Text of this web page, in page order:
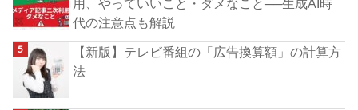
用、やっていいこと・ダメなこと──生成AI時
代の注意点も解説
【新版】テレビ番組の「広告換算額」の計算方
法